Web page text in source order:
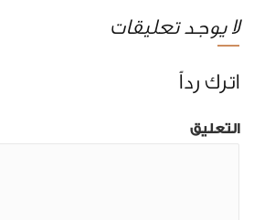
لا يوجد تعليقات
اترك رداً
التعليق